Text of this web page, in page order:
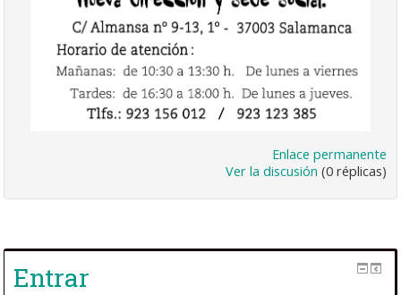
Enlace permanente
Ver la discusión (0 réplicas)
Entrar